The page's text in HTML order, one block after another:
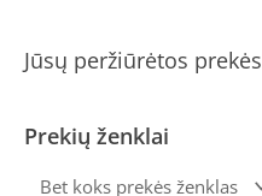
Jūsų peržiūrėtos prekės
Prekių ženklai